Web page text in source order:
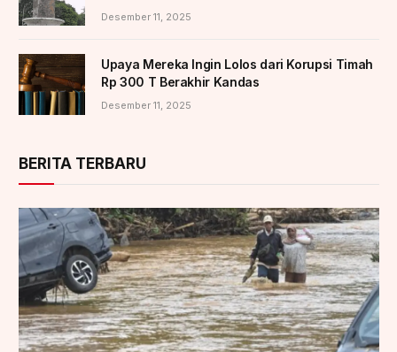
Desember 11, 2025
Upaya Mereka Ingin Lolos dari Korupsi Timah
Rp 300 T Berakhir Kandas
Desember 11, 2025
BERITA TERBARU